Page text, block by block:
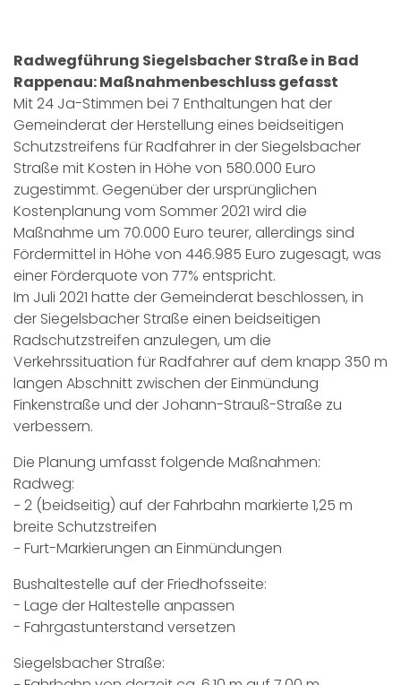
Radwegführung Siegelsbacher Straße in Bad
Rappenau: Maßnahmenbeschluss gefasst
Mit 24 Ja-Stimmen bei 7 Enthaltungen hat der
Gemeinderat der Herstellung eines beidseitigen
Schutzstreifens für Radfahrer in der Siegelsbacher
Straße mit Kosten in Höhe von 580.000 Euro
zugestimmt. Gegenüber der ursprünglichen
Kostenplanung vom Sommer 2021 wird die
Maßnahme um 70.000 Euro teurer, allerdings sind
Fördermittel in Höhe von 446.985 Euro zugesagt, was
einer Förderquote von 77% entspricht.
Im Juli 2021 hatte der Gemeinderat beschlossen, in
der Siegelsbacher Straße einen beidseitigen
Radschutzstreifen anzulegen, um die
Verkehrssituation für Radfahrer auf dem knapp 350 m
langen Abschnitt zwischen der Einmündung
Finkenstraße und der Johann-Strauß-Straße zu
verbessern.
Die Planung umfasst folgende Maßnahmen:
Radweg:
− 2 (beidseitig) auf der Fahrbahn markierte 1,25 m
breite Schutzstreifen
− Furt-Markierungen an Einmündungen
Bushaltestelle auf der Friedhofsseite:
- Lage der Haltestelle anpassen
- Fahrgastunterstand versetzen
Siegelsbacher Straße: